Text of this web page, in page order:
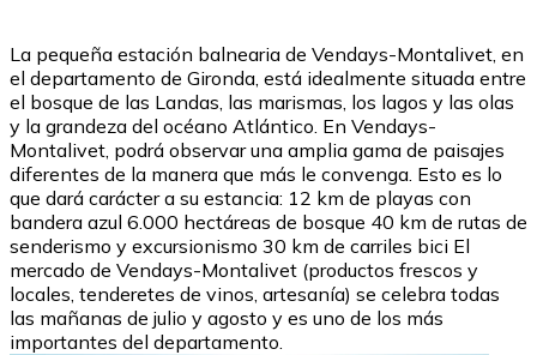
La pequeña estación balnearia de Vendays-Montalivet, en
el departamento de Gironda, está idealmente situada entre
el bosque de las Landas, las marismas, los lagos y las olas
y la grandeza del océano Atlántico. En Vendays-
Montalivet, podrá observar una amplia gama de paisajes
diferentes de la manera que más le convenga. Esto es lo
que dará carácter a su estancia: 12 km de playas con
bandera azul 6.000 hectáreas de bosque 40 km de rutas de
senderismo y excursionismo 30 km de carriles bici El
mercado de Vendays-Montalivet (productos frescos y
locales, tenderetes de vinos, artesanía) se celebra todas
las mañanas de julio y agosto y es uno de los más
importantes del departamento.